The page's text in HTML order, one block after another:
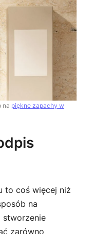
na piękne zapachy w
to coś więcej niż
na
stworzenie
zarówno